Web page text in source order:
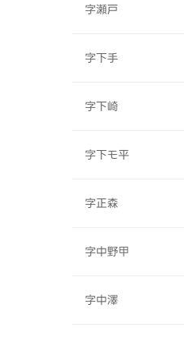
字瀬戸
字下手
字下崎
字下モ平
字正森
字中野甲
字中澤